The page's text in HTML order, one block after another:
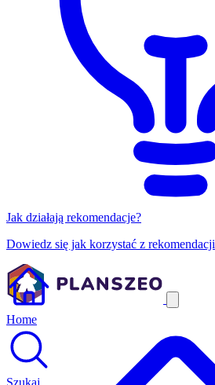
Jak działają rekomendacje?
Dowiedz się jak korzystać z rekomendacji
Home
Szukaj